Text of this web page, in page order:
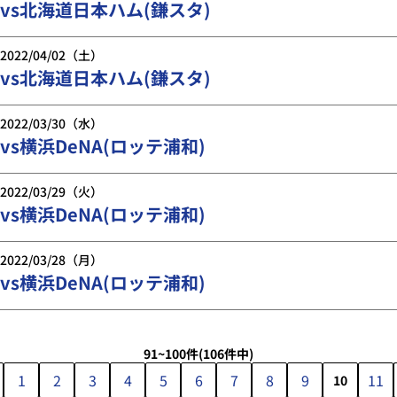
vs北海道日本ハム(鎌スタ)
2022/04/02（土）
vs北海道日本ハム(鎌スタ)
2022/03/30（水）
vs横浜DeNA(ロッテ浦和)
2022/03/29（火）
vs横浜DeNA(ロッテ浦和)
2022/03/28（月）
vs横浜DeNA(ロッテ浦和)
91~100件(106件中)
1 2 3 4 5 6 7 8 9 10 11